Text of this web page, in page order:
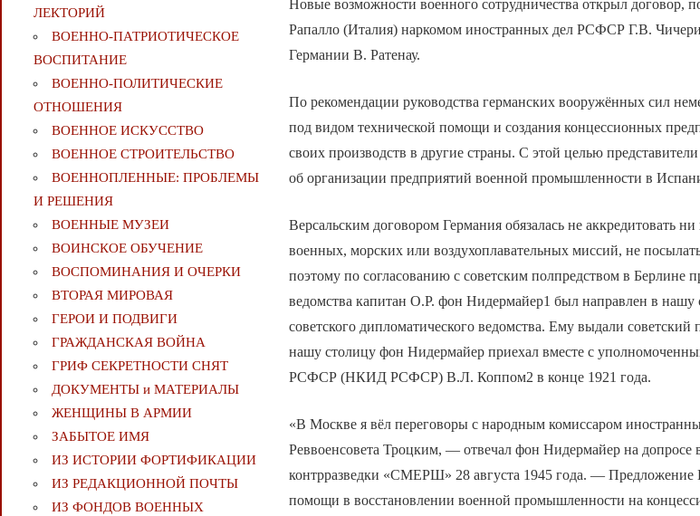
Новые возможности военного сотрудничества открыл договор,
Рапалло (Италия) наркомом иностранных дел РСФСР Г.В.
Германии В. Ратенау.
По рекомендации руководства германских вооружённых сил
под видом технической помощи и создания концессионных
своих производств в другие страны. С этой целью
об организации предприятий военной промышленности в
Версальским договором Германия обязалась не аккредитовать
военных, морских или воздухоплавательных миссий, не
поэтому по согласованию с советским полпредством в Берлине
ведомства капитан О.Р. фон Нидермайер1 был направлен в нашу
советского дипломатического ведомства. Ему выдали
нашу столицу фон Нидермайер приехал вместе с
РСФСР (НКИД РСФСР) В.Л. Коппом2 в конце 1921 года.
«В Москве я вёл переговоры с народным комиссаром
Реввоенсовета Троцким, — отвечал фон Нидермайер на допросе
контрразведки «СМЕРШ» 28 августа 1945 года. —
помощи в восстановлении военной промышленности на
ЛЕКТОРИЙ
ВОЕННО-ПАТРИОТИЧЕСКОЕ
ВОСПИТАНИЕ
ВОЕННО-ПОЛИТИЧЕСКИE
ОТНОШЕНИЯ
ВОЕННОЕ ИСКУССТВО
ВОЕННОЕ СТРОИТЕЛЬСТВО
ВОЕННОПЛЕННЫЕ: ПРОБЛЕМЫ
И РЕШЕНИЯ
ВОЕННЫЕ МУЗЕИ
ВОИНСКОЕ ОБУЧЕНИЕ
ВОСПОМИНАНИЯ И ОЧЕРКИ
ВТОРАЯ МИРОВАЯ
ГЕРОИ И ПОДВИГИ
ГРАЖДАНСКАЯ ВОЙНА
ГРИФ СЕКРЕТНОСТИ СНЯТ
ДОКУМЕНТЫ и МАТЕРИАЛЫ
ЖЕНЩИНЫ В АРМИИ
ЗАБЫТОЕ ИМЯ
ИЗ ИСТОРИИ ФОРТИФИКАЦИИ
ИЗ РЕДАКЦИОННОЙ ПОЧТЫ
ИЗ ФОНДОВ ВОЕННЫХ